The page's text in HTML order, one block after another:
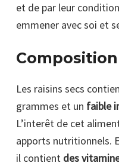
et de par leur
emmener avec soi et
Les raisins secs
grammes et un faible
L’interêt de cet
apports nutritionnels.
il contient des